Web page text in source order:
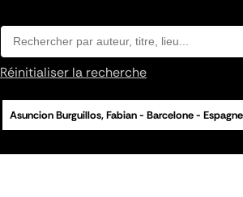
Réinitialiser la recherche
Asuncion Burguillos, Fabian - Barcelone - Espagne